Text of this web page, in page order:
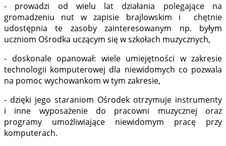
- prowadzi od wielu lat działania polegające na
gromadzeniu nut w zapisie brajlowskim i chętnie
udostępnia te zasoby zainteresowanym np. byłym
uczniom Ośrodka uczącym się w szkołach muzycznych,
- doskonale opanował: wiele umiejętności w zakresie
technologii komputerowej dla niewidomych co pozwala
na pomoc wychowankom w tym zakresie,
- dzięki jego staraniom Ośrodek otrzymuje instrumenty
i inne wyposa­żenie do pracowni muzycznej oraz
programy umożliwiające niewidomym pracę przy
komputerach.